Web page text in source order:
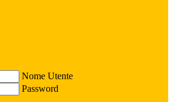
Nome Utente
Password